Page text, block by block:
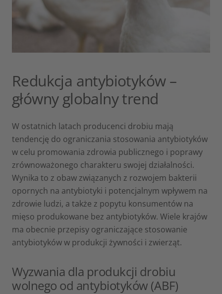
Redukcja antybiotyków –
główny globalny trend
W ostatnich latach producenci drobiu mają
tendencję do ograniczania stosowania antybiotyków
w celu promowania zdrowia publicznego i poprawy
zrównoważonego charakteru swojej działalności.
Wynika to z obaw związanych z rozwojem bakterii
opornych na antybiotyki i potencjalnym wpływem na
zdrowie ludzi, a także z popytu konsumentów na
mięso produkowane bez antybiotyków. Wiele krajów
ma obecnie przepisy ograniczające stosowanie
antybiotyków w produkcji żywności i zwierząt.
Wyzwania dla produkcji drobiu
wolnego od antybiotyków (ABF)